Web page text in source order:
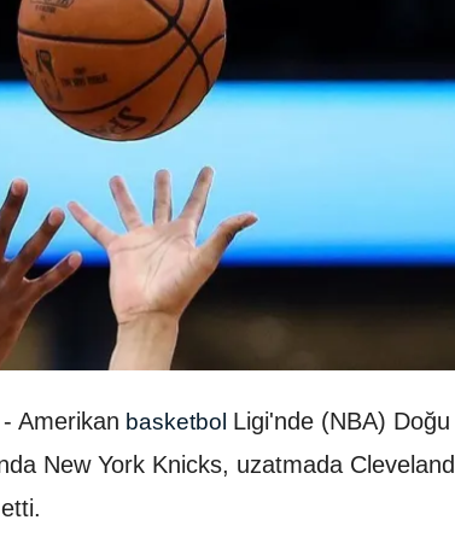
- Amerikan basketbol Ligi'nde (NBA) Doğu
New York Knicks, uzatmada Cleveland